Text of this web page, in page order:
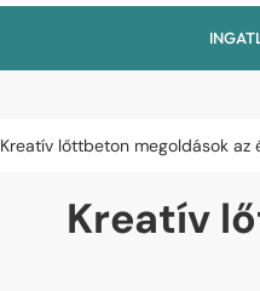
Kreatív lőttbeton megoldások az
Kreatív